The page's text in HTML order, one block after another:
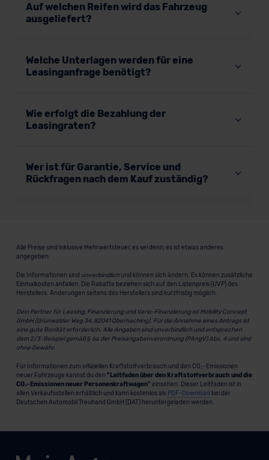
Auf welchen Reifen wird das Fahrzeug
ausgeliefert?
Welche Unterlagen werden für eine
Leasinganfrage benötigt?
Wie erfolgt die Bezahlung der
Leasingraten?
Wer ist für Garantie, Service und
Rückfragen nach dem Kauf zuständig?
Alle Preise sind inklusive Mehrwertsteuer, es sei denn, es ist etwas anderes
angegeben.
Die Informationen sind unverbindlichund können sich ändern. Es können zusätzliche
Einmalkosten anfallen. Die Rabatte beziehen sich auf den Listenpreis (UVP) des
Herstellers. Änderungen seitens des Herstellers sind kurzfristig möglich.
Dein Partner für Leasing, Finanzierung und Vario-Finanzierung ist Mobility Concept
GmbH (Grünwalder Weg 34, 82041 Oberhaching). Für die Annahme eines Antrags ist
eine gute Bonität erforderlich. Alle Angaben sind unverbindlich und entsprechen
dem 2/3-Beispiel gemäß § 6a der Preisangabenverordnung (PAngV) Abs. 4 und sind
ohne Gewähr.
Für Informationen zum offiziellen Kraftstoffverbrauch und den CO₂-Emissionen
neuer Fahrzeuge kannst du den "Leitfaden über den Kraftstoffverbrauch und die
CO₂-Emissionen neuer Personenkraftwagen" einsehen. Dieser Leitfaden ist in
allen Verkaufsstellen erhältlich und kann kostenlos als PDF-Download bei der
Deutschen Automobil Treuhand GmbH (DAT) heruntergeladen werden.